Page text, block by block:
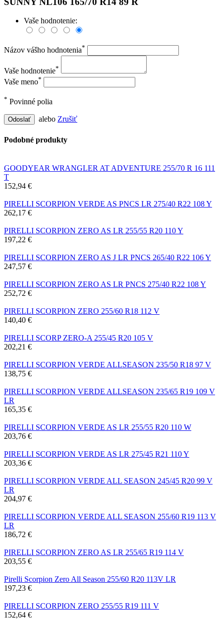
Vaše hodnotenie:
Názov vášho hodnotenia*
Vaše hodnotenie*
Vaše meno*
* Povinné polia
Odoslať alebo Zrušiť
Podobné produkty
GOODYEAR WRANGLER AT ADVENTURE 255/70 R 16 111
T
152,94 €
PIRELLI SCORPION VERDE AS PNCS LR 275/40 R22 108 Y
262,17 €
PIRELLI SCORPION ZERO AS LR 255/55 R20 110 Y
197,22 €
PIRELLI SCORPION ZERO AS J LR PNCS 265/40 R22 106 Y
247,57 €
PIRELLI SCORPION ZERO AS LR PNCS 275/40 R22 108 Y
252,72 €
PIRELLI SCORPION ZERO 255/60 R18 112 V
140,40 €
PIRELLI SCORP ZERO-A 255/45 R20 105 V
202,21 €
PIRELLI SCORPION VERDE ALLSEASON 235/50 R18 97 V
138,75 €
PIRELLI SCORPION VERDE ALLSEASON 235/65 R19 109 V
LR
165,35 €
PIRELLI SCORPION VERDE AS LR 255/55 R20 110 W
203,76 €
PIRELLI SCORPION VERDE AS LR 275/45 R21 110 Y
203,36 €
PIRELLI SCORPION VERDE ALL SEASON 245/45 R20 99 V
LR
204,97 €
PIRELLI SCORPION VERDE ALL SEASON 255/60 R19 113 V
LR
186,72 €
PIRELLI SCORPION ZERO AS LR 255/65 R19 114 V
203,55 €
Pirelli Scorpion Zero All Season 255/60 R20 113V LR
197,23 €
PIRELLI SCORPION ZERO 255/55 R19 111 V
152,64 €